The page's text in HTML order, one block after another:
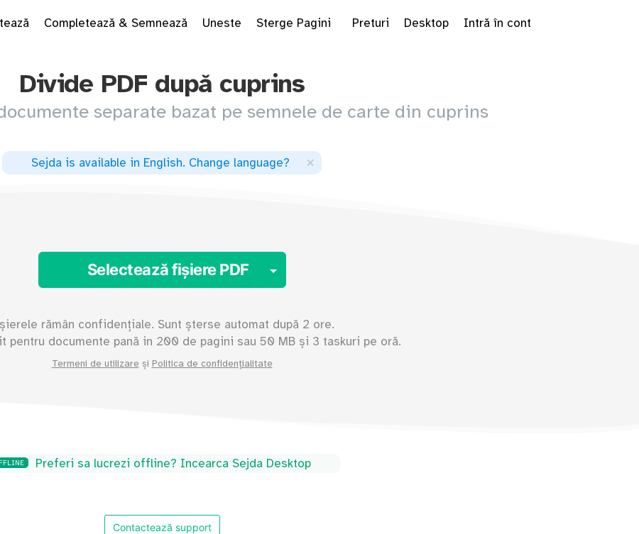
Completează & Semnează Uneste Sterge Pagini Preturi Desktop Intră în cont
Divide PDF după cuprins
separate bazat pe semnele de carte din cuprins
Sejda is available in English. Change language? ×
Selectează fișiere PDF Toggle Dropdown
rămân confidențiale. Sunt șterse automat după 2 ore.
pentru documente pană in 200 de pagini sau 50 MB și 3 taskuri pe oră.
Termeni de utilizare și Politica de confidențialitate
Preferi sa lucrezi offline? Incearca Sejda Desktop
Contactează support